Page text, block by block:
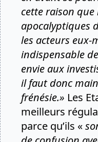
cette raison que
apocalyptiques
les acteurs eux-
indispensable
envie aux
il faut donc
frénésie.» Les
meilleurs
parce qu’ils «